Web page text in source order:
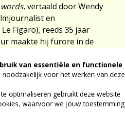
, vertaald door Wendy
en
Figaro), reeds 35 jaar
maakte hij furore in de
de invloedrijkste filmmakers
niet meer van
van essentiële en functionele
noodzakelijk voor het werken van deze
optimaliseren gebruikt deze website
waarvoor we jouw toestemming